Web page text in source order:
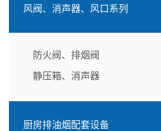
风阀、消声器、风口系列
防火阀、排烟阀
静压箱、消声器
厨房排油烟配套设备